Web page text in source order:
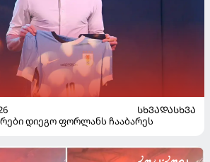
ᲡᲮᲕᲐᲓᲐᲡᲮᲕᲐ
დიეგო ფორლანს ჩააბარეს